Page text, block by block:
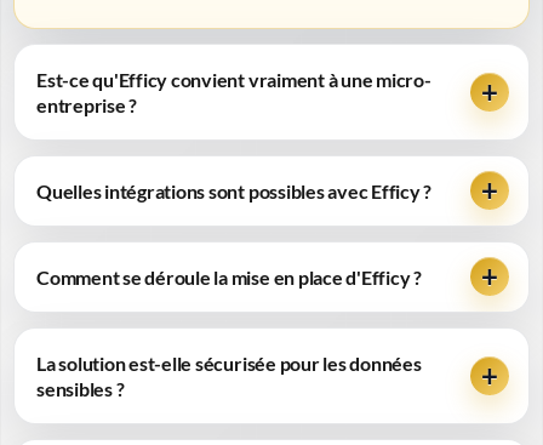
Est-ce qu'Efficy convient vraiment à une micro-
entreprise ?
Quelles intégrations sont possibles avec Efficy ?
Comment se déroule la mise en place d'Efficy ?
La solution est-elle sécurisée pour les données
sensibles ?